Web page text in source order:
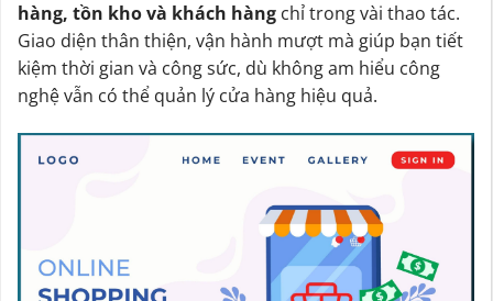
hàng, tồn kho và khách hàng chỉ trong vài thao tác.
Giao diện thân thiện, vận hành mượt mà giúp bạn tiết
kiệm thời gian và công sức, dù không am hiểu công
nghệ vẫn có thể quản lý cửa hàng hiệu quả.